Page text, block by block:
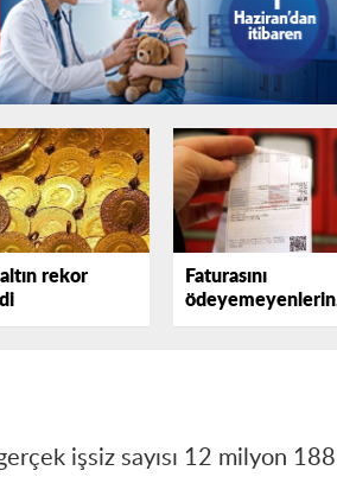
rekor
Faturasını
ödeyemeyenlerin
sayısı katlanıyor
işsiz sayısı 12 milyon 188